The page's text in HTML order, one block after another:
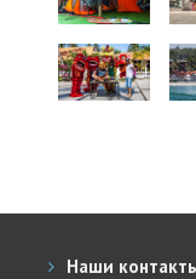
Наши